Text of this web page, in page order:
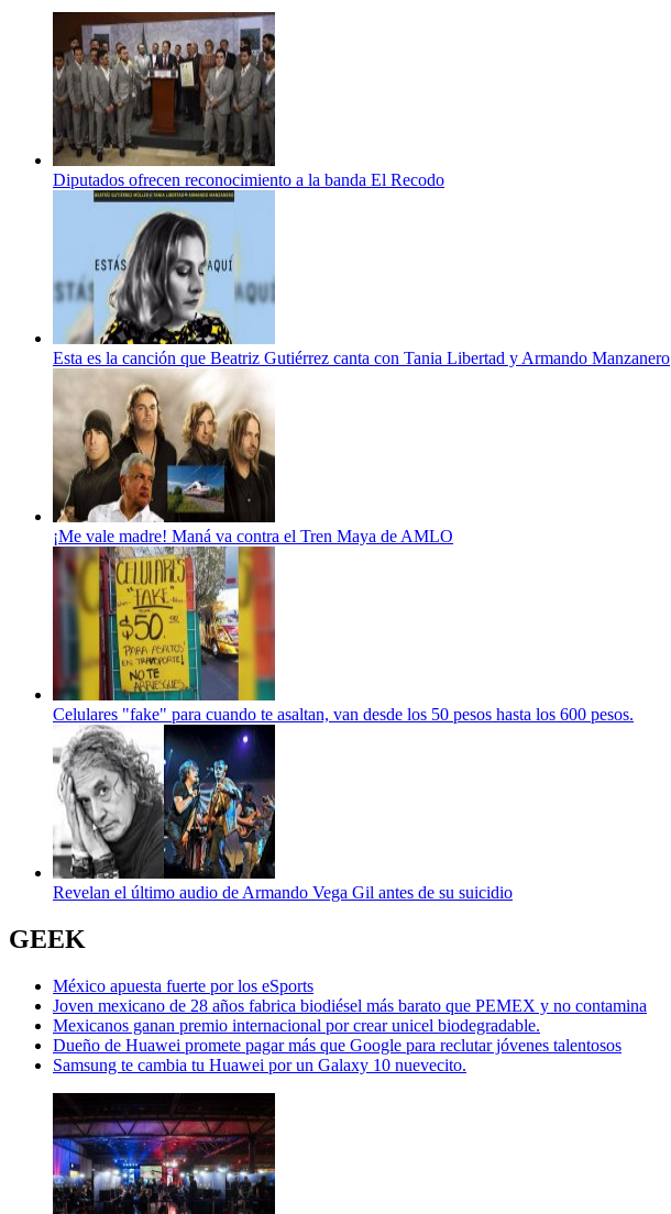
Diputados ofrecen reconocimiento a la banda El Recodo
Esta es la canción que Beatriz Gutiérrez canta con Tania Libertad y Armando Manzanero
¡Me vale madre! Maná va contra el Tren Maya de AMLO
Celulares "fake" para cuando te asaltan, van desde los 50 pesos hasta los 600 pesos.
Revelan el último audio de Armando Vega Gil antes de su suicidio
GEEK
México apuesta fuerte por los eSports
Joven mexicano de 28 años fabrica biodiésel más barato que PEMEX y no contamina
Mexicanos ganan premio internacional por crear unicel biodegradable.
Dueño de Huawei promete pagar más que Google para reclutar jóvenes talentosos
Samsung te cambia tu Huawei por un Galaxy 10 nuevecito.